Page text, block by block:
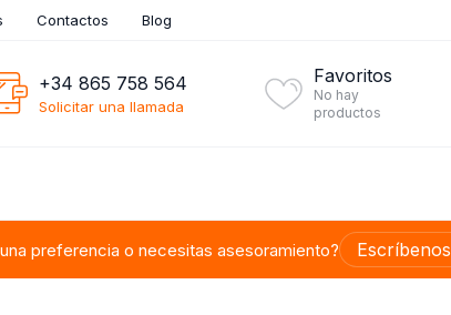
Contactos Blog
+34 865 758 564
Solicitar una llamada
Favoritos
No hay
productos
preferencia o necesitas asesoramiento? Escríbenos